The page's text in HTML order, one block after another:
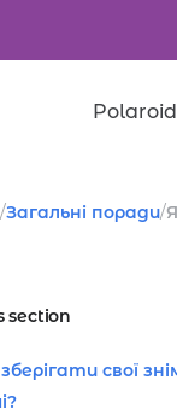
Polaroid
Товари
/Загальні поради/
section
свої